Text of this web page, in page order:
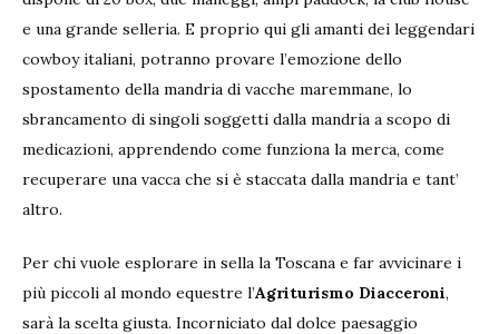
e una grande selleria. E proprio qui gli amanti dei leggendari
cowboy italiani, potranno provare l’emozione dello
spostamento della mandria di vacche maremmane, lo
sbrancamento di singoli soggetti dalla mandria a scopo di
medicazioni, apprendendo come funziona la merca, come
recuperare una vacca che si è staccata dalla mandria e tant’
altro.
Per chi vuole esplorare in sella la Toscana e far avvicinare i
più piccoli al mondo equestre l’Agriturismo Diacceroni,
sarà la scelta giusta. Incorniciato dal dolce paesaggio